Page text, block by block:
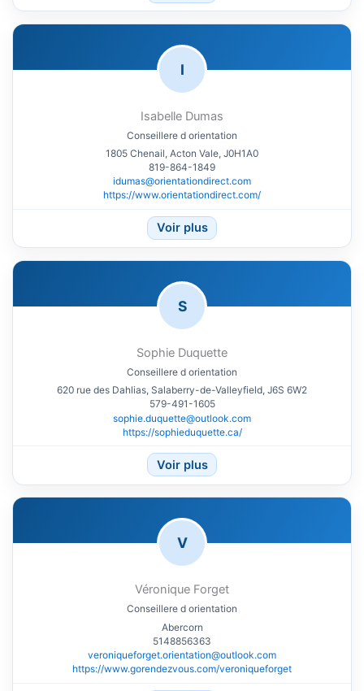
I
Isabelle Dumas
Conseillere d orientation
1805 Chenail, Acton Vale, J0H1A0
819-864-1849
idumas@orientationdirect.com
https://www.orientationdirect.com/
Voir plus
S
Sophie Duquette
Conseillere d orientation
620 rue des Dahlias, Salaberry-de-Valleyfield, J6S 6W2
579-491-1605
sophie.duquette@outlook.com
https://sophieduquette.ca/
Voir plus
V
Véronique Forget
Conseillere d orientation
Abercorn
5148856363
veroniqueforget.orientation@outlook.com
https://www.gorendezvous.com/veroniqueforget